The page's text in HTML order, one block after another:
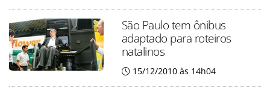
São Paulo tem ônibus
adaptado para roteiros
natalinos
15/12/2010 às 14h04